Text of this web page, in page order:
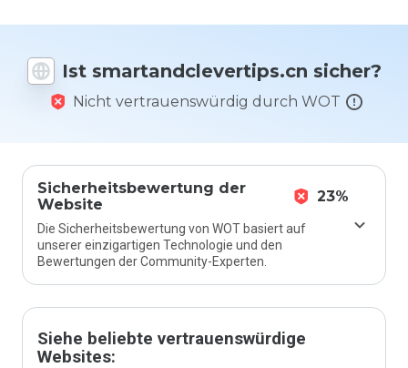
Ist smartandclevertips.cn sicher?
Nicht vertrauenswürdig durch WOT
Sicherheitsbewertung der
Website
23%
Die Sicherheitsbewertung von WOT basiert auf
unserer einzigartigen Technologie und den
Bewertungen der Community-Experten.
Siehe beliebte vertrauenswürdige
Websites:
Website
Skala von
1 bis 5
bewerten?